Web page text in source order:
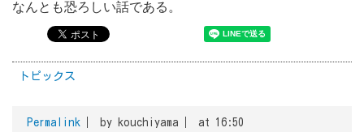
なんとも恐ろしい話である。
トピックス
Permalink by kouchiyama at 16:50